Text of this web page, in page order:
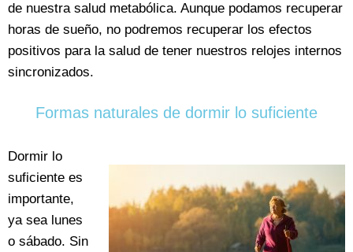
de nuestra salud metabólica. Aunque podamos recuperar
horas de sueño, no podremos recuperar los efectos
positivos para la salud de tener nuestros relojes internos
sincronizados.
Formas naturales de dormir lo suficiente
Dormir lo
suficiente es
importante,
ya sea lunes
o sábado. Sin